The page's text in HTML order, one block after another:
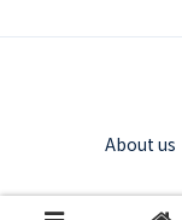
About us